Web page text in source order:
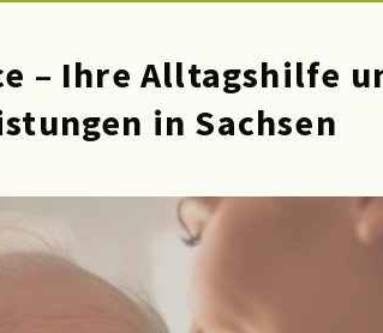
– Ihre Alltagshilfe
in Sachsen